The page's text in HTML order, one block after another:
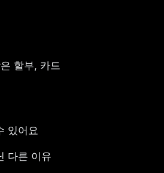
할부, 카드
있어요
다른 이유